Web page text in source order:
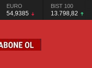
EURO
54,9385
BIST 100
13.798,82